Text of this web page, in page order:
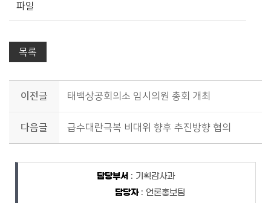
파일
목록
이전글 태백상공회의소 임시의원 총회 개최
다음글 급수대란극복 비대위 향후 추진방향 협의
담당자 정보
담당부서 : 기획감사과
담당자: 언론홍보팀